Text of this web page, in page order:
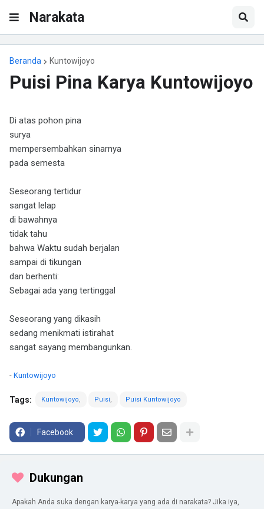
Narakata
Beranda Kuntowijoyo
Puisi Pina Karya Kuntowijoyo
Di atas pohon pina
surya
mempersembahkan sinarnya
pada semesta
Seseorang tertidur
sangat lelap
di bawahnya
tidak tahu
bahwa Waktu sudah berjalan
sampai di tikungan
dan berhenti:
Sebagai ada yang tertinggal
Seseorang yang dikasih
sedang menikmati istirahat
sangat sayang membangunkan.
- Kuntowijoyo
Tags: Kuntowijoyo Puisi Puisi Kuntowijoyo
Facebook
Dukungan
Apakah Anda suka dengan karya-karya yang ada di narakata? Jika iya,